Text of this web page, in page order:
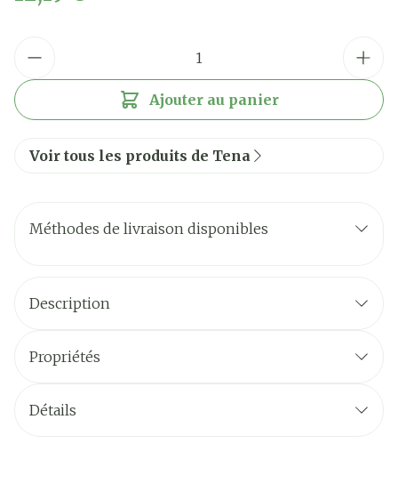
Ajouter au panier
Voir tous les produits de Tena
Méthodes de livraison disponibles
Description
Propriétés
Détails